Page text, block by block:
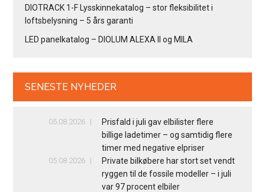
DIOTRACK 1-F Lysskinnekatalog – stor fleksibilitet i
loftsbelysning – 5 års garanti
LED panelkatalog – DIOLUM ALEXA II og MILA
SENESTE NYHEDER
05.08.2026
Prisfald i juli gav elbilister flere
billige ladetimer – og samtidig flere
timer med negative elpriser
05.08.2026
Private bilkøbere har stort set vendt
ryggen til de fossile modeller – i juli
var 97 procent elbiler